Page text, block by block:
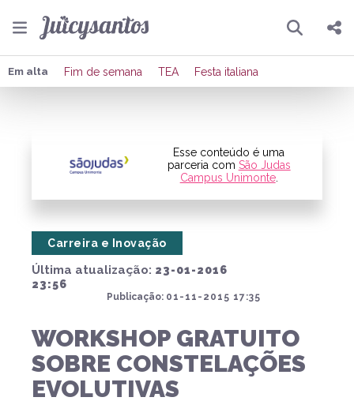
Pesquisar
Compartilhar
Publicar no Facebook
Em alta Fim de semana TEA Festa italiana
Esse conteúdo é uma
parceria com São Judas
Campus Unimonte.
Última atualização: 23-01-2016
23:56
Publicação: 01-11-2015 17:35
Carreira e Inovação
WORKSHOP GRATUITO
SOBRE CONSTELAÇÕES
EVOLUTIVAS